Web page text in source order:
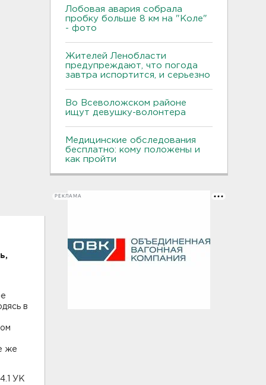
в
же
УК
Лобовая авария собрала
пробку больше 8 км на "Коле"
- фото
Жителей Ленобласти
предупреждают, что погода
завтра испортится, и серьезно
Во Всеволожском районе
ищут девушку-волонтера
Медицинские обследования
бесплатно: кому положены и
как пройти
РЕКЛАМА